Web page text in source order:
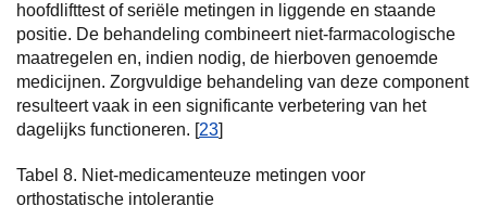
hoofdlifttest of seriële metingen in liggende en staande
positie. De behandeling combineert niet-farmacologische
maatregelen en, indien nodig, de hierboven genoemde
medicijnen. Zorgvuldige behandeling van deze component
resulteert vaak in een significante verbetering van het
dagelijks functioneren. [23]
Tabel 8. Niet-medicamenteuze metingen voor
orthostatische intolerantie